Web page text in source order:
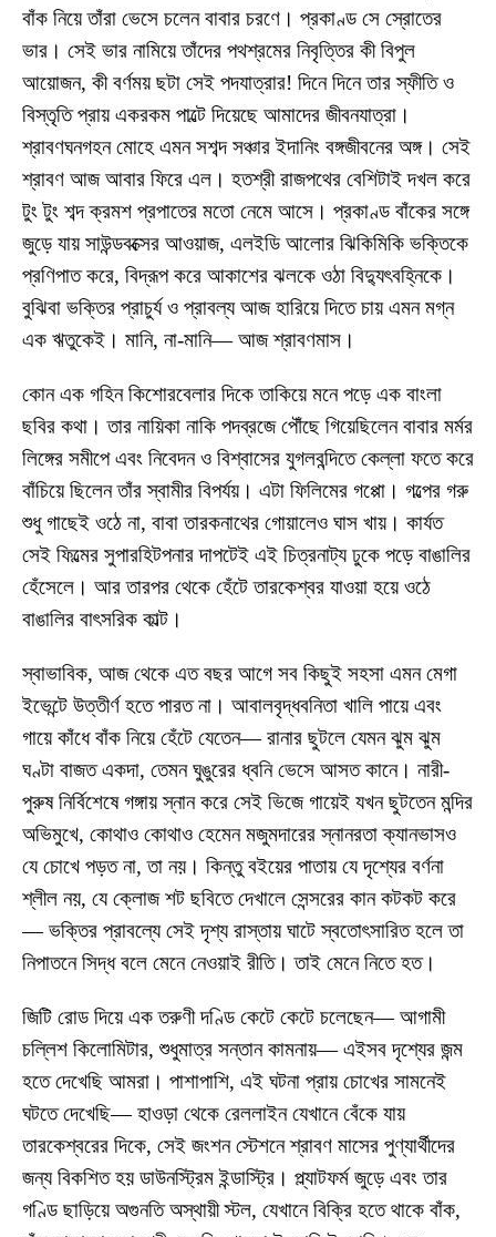
বাঁক নিয়ে তাঁরা ভেসে চলেন বাবার চরণে। প্রকাণ্ড সে স্রোতের
ভার। সেই ভার নামিয়ে তাঁদের পথশ্রমের নিবৃত্তির কী বিপুল
আয়োজন, কী বর্ণময় ছটা সেই পদযাত্রার! দিনে দিনে তার স্ফীতি ও
বিস্তৃতি প্রায় একরকম পাল্টে দিয়েছে আমাদের জীবনযাত্রা।
শ্রাবণঘনগহন মোহে এমন সশব্দ সঞ্চার ইদানিং বঙ্গজীবনের অঙ্গ। সেই
শ্রাবণ আজ আবার ফিরে এল। হতশ্রী রাজপথের বেশিটাই দখল করে
টুং টুং শব্দ ক্রমশ প্রপাতের মতো নেমে আসে। প্রকাণ্ড বাঁকের সঙ্গে
জুড়ে যায় সাউন্ডবক্সের আওয়াজ, এলইডি আলোর ঝিকিমিকি ভক্তিকে
প্রণিপাত করে, বিদ্রূপ করে আকাশের ঝলকে ওঠা বিদ্যুৎবহ্নিকে।
বুঝিবা ভক্তির প্রাচুর্য ও প্রাবল্য আজ হারিয়ে দিতে চায় এমন মগ্ন
এক ঋতুকেই। মানি, না-মানি— আজ শ্রাবণমাস।
কোন এক গহিন কিশোরবেলার দিকে তাকিয়ে মনে পড়ে এক বাংলা
ছবির কথা। তার নায়িকা নাকি পদব্রজে পৌঁছে গিয়েছিলেন বাবার মর্মর
লিঙ্গের সমীপে এবং নিবেদন ও বিশ্বাসের যুগলবন্দিতে কেল্লা ফতে করে
বাঁচিয়ে ছিলেন তাঁর স্বামীর বিপর্যয়। এটা ফিলিমের গপ্পো। গল্পের গরু
শুধু গাছেই ওঠে না, বাবা তারকনাথের গোয়ালেও ঘাস খায়। কার্যত
সেই ফিল্মের সুপারহিটপনার দাপটেই এই চিত্রনাট্য ঢুকে পড়ে বাঙালির
হেঁসেলে। আর তারপর থেকে হেঁটে তারকেশ্বর যাওয়া হয়ে ওঠে
বাঙালির বাৎসরিক কাল্ট।
স্বাভাবিক, আজ থেকে এত বছর আগে সব কিছুই সহসা এমন মেগা
ইভেন্টে উত্তীর্ণ হতে পারত না। আবালবৃদ্ধবনিতা খালি পায়ে এবং
গায়ে কাঁধে বাঁক নিয়ে হেঁটে যেতেন— রানার ছুটলে যেমন ঝুম ঝুম
ঘণ্টা বাজত একদা, তেমন ঘুঙুরের ধ্বনি ভেসে আসত কানে। নারী-
পুরুষ নির্বিশেষে গঙ্গায় স্নান করে সেই ভিজে গায়েই যখন ছুটতেন মন্দির
অভিমুখে, কোথাও কোথাও হেমেন মজুমদারের স্নানরতা ক্যানভাসও
যে চোখে পড়ত না, তা নয়। কিন্তু বইয়ের পাতায় যে দৃশ্যের বর্ণনা
শ্লীল নয়, যে ক্লোজ শট ছবিতে দেখালে সেন্সরের কান কটকট করে
— ভক্তির প্রাবল্যে সেই দৃশ্য রাস্তায় ঘাটে স্বতোৎসারিত হলে তা
নিপাতনে সিদ্ধ বলে মেনে নেওয়াই রীতি। তাই মেনে নিতে হত।
জিটি রোড দিয়ে এক তরুণী দণ্ডি কেটে কেটে চলেছেন— আগামী
চল্লিশ কিলোমিটার, শুধুমাত্র সন্তান কামনায়— এইসব দৃশ্যের জন্ম
হতে দেখেছি আমরা। পাশাপাশি, এই ঘটনা প্রায় চোখের সামনেই
ঘটতে দেখেছি— হাওড়া থেকে রেললাইন যেখানে বেঁকে যায়
তারকেশ্বরের দিকে, সেই জংশন স্টেশনে শ্রাবণ মাসের পুণ্যার্থীদের
জন্য বিকশিত হয় ডাউনস্ট্রিম ইন্ডাস্ট্রি। প্ল্যাটফর্ম জুড়ে এবং তার
গণ্ডি ছাড়িয়ে অগুনতি অস্থায়ী স্টল, যেখানে বিক্রি হতে থাকে বাঁক,